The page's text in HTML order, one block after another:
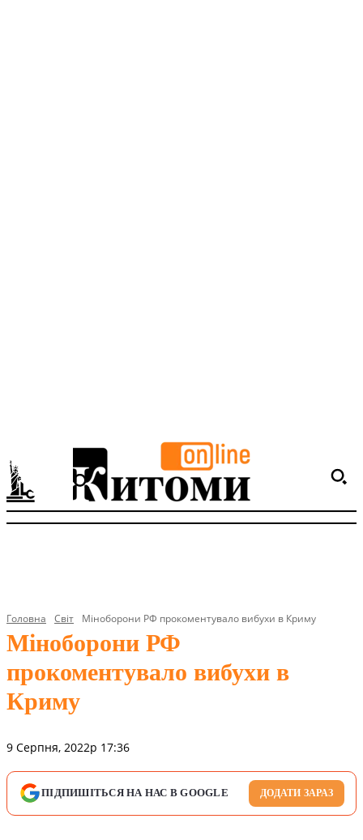
Головна Світ Міноборони РФ прокоментувало вибухи в Криму
Міноборони РФ
прокоментувало вибухи в
Криму
9 Серпня, 2022р 17:36
ПІДПИШІТЬСЯ НА НАС В GOOGLE ДОДАТИ ЗАРАЗ